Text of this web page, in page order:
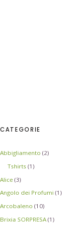
CATEGORIE
Abbigliamento (2)
Tshirts (1)
Alice (3)
Angolo dei Profumi (1)
Arcobaleno (10)
Brixia SORPRESA (1)